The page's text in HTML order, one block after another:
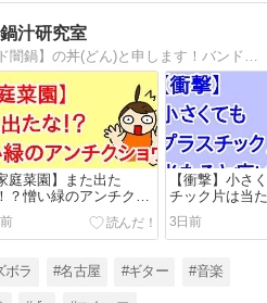
汁研究室
庭菜園】また出た
？憎い緑のアンチクシ
！
【衝撃】小さ
チック片は当
3日前
ボラ #名古屋 #ギター #音楽